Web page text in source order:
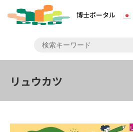
博士ポータル
リュウカツ